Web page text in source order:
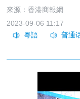
來源：香港商報網
2023-09-06 11:17